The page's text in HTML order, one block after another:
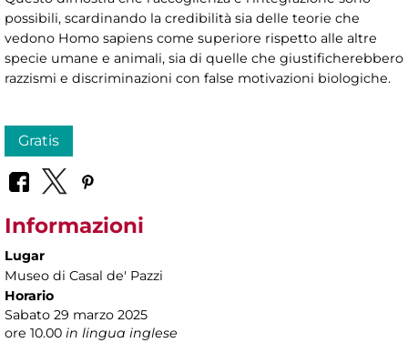
possibili, scardinando la credibilità sia delle teorie che
vedono Homo sapiens come superiore rispetto alle altre
specie umane e animali, sia di quelle che giustificherebbero
razzismi e discriminazioni con false motivazioni biologiche.
Gratis
Informazioni
Lugar
Museo di Casal de' Pazzi
Horario
Sabato 29 marzo 2025
ore 10.00 in lingua inglese